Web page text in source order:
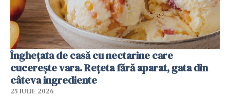
Înghețata de casă cu nectarine care
cucerește vara. Rețeta fără aparat, gata din
câteva ingrediente
25 IULIE 2026